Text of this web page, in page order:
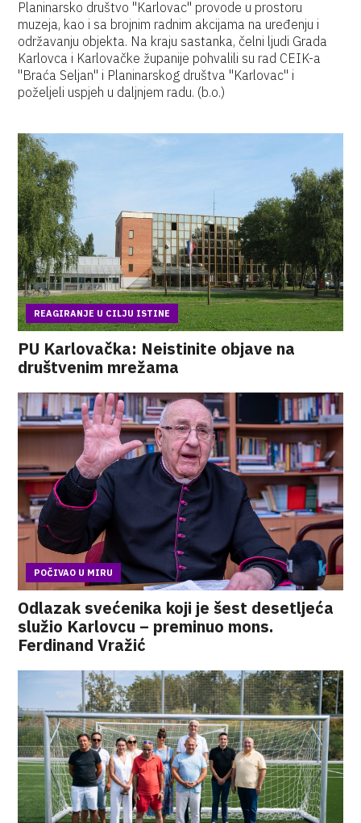
Planinarsko društvo "Karlovac" provode u prostoru
muzeja, kao i sa brojnim radnim akcijama na uređenju i
održavanju objekta. Na kraju sastanka, čelni ljudi Grada
Karlovca i Karlovačke županije pohvalili su rad CEIK-a
"Braća Seljan" i Planinarskog društva "Karlovac" i
poželjeli uspjeh u daljnjem radu. (b.o.)
REAGIRANJE U CILJU ISTINE
PU Karlovačka: Neistinite objave na
društvenim mrežama
POČIVAO U MIRU
Odlazak svećenika koji je šest desetljeća
služio Karlovcu – preminuo mons.
Ferdinand Vražić